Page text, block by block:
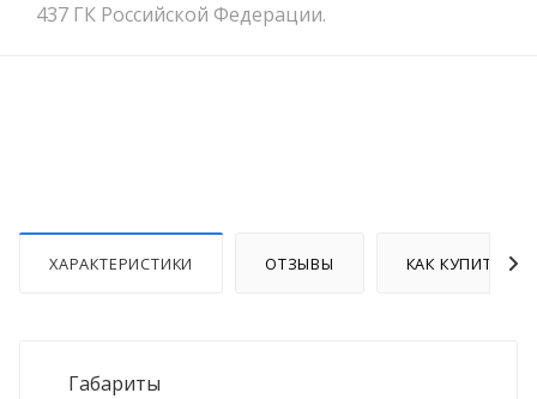
437 ГК Российской Федерации.
ХАРАКТЕРИСТИКИ ОТЗЫВЫ КАК КУПИТЬ
Габариты